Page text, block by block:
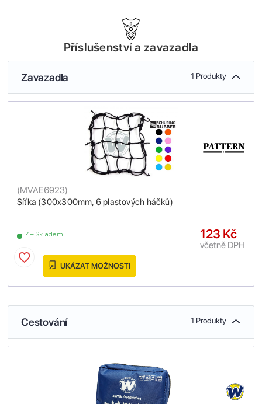
Příslušenství a zavazadla
Zavazadla 1 Produkty
Síťka (300x300mm, 6 plastových háčků)
(MVAE6923)
4+ Skladem 123 Kč
včetně DPH
UKÁZAT MOŽNOSTI
Cestování 1 Produkty